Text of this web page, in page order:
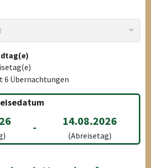
6 Übernachtungen
- 14.08.2026
(Abreisetag)